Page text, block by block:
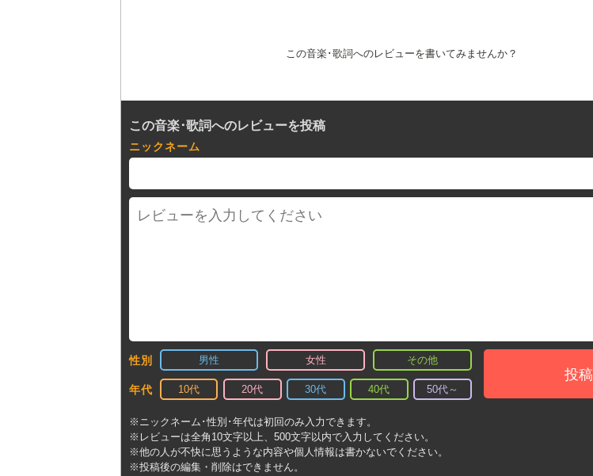
この音楽･歌詞へのレビューを書いてみませんか？
この音楽･歌詞へのレビューを投稿
ニックネーム
性別 男性 女性 その他
年代 10代 20代 30代 40代 50代～
投稿
※ニックネーム･性別･年代は初回のみ入力できます。
※レビューは全角10文字以上、500文字以内で入力してください。
※他の人が不快に思うような内容や個人情報は書かないでください。
※投稿後の編集・削除はできません。